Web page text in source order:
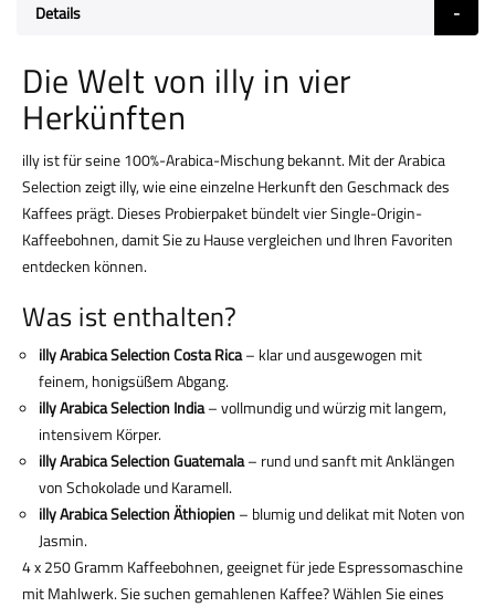
Details
Die Welt von illy in vier
Herkünften
illy ist für seine 100%-Arabica-Mischung bekannt. Mit der Arabica
Selection zeigt illy, wie eine einzelne Herkunft den Geschmack des
Kaffees prägt. Dieses Probierpaket bündelt vier Single-Origin-
Kaffeebohnen, damit Sie zu Hause vergleichen und Ihren Favoriten
entdecken können.
Was ist enthalten?
illy Arabica Selection Costa Rica– klar und ausgewogen mit
feinem, honigsüßem Abgang.
illy Arabica Selection India– vollmundig und würzig mit langem,
intensivem Körper.
illy Arabica Selection Guatemala– rund und sanft mit Anklängen
von Schokolade und Karamell.
illy Arabica Selection Äthiopien– blumig und delikat mit Noten von
Jasmin.
4 x 250 Gramm Kaffeebohnen, geeignet für jede Espressomaschine
mit Mahlwerk. Sie suchen gemahlenen Kaffee? Wählen Sie eines